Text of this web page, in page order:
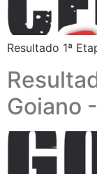
Resultado 1ª
Goiano